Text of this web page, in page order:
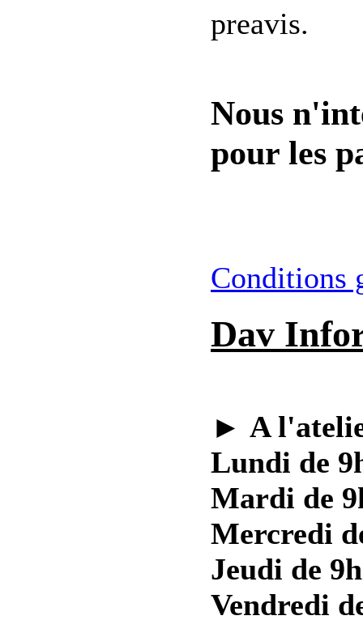
preavis.
Nous
pour les
Conditions
Dav
► A
Lundi de
Mardi de
Mercredi
Jeudi de
Vendredi